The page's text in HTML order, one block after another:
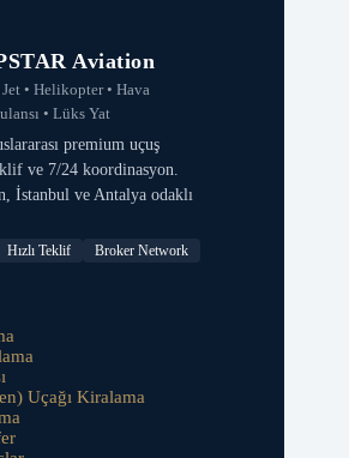
Aviation
• Helikopter • Hava
• Lüks Yat
premium uçuş
ve 7/24 koordinasyon.
İstanbul ve Antalya odaklı
Hızlı Teklif Broker Network
Uçağı Kiralama